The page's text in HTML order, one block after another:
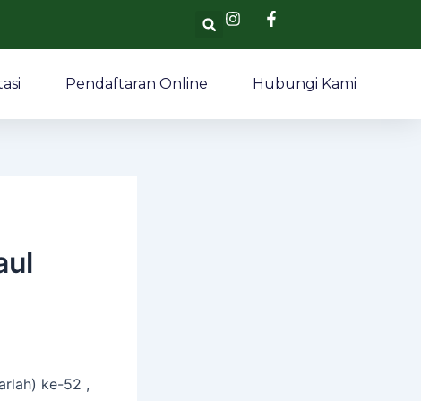
Search
Pendaftaran Online Hubungi Kami
ke-52 ,